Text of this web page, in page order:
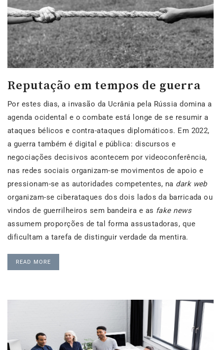
Reputação em tempos de guerra
Por estes dias, a invasão da Ucrânia pela Rússia domina a
agenda ocidental e o combate está longe de se resumir a
ataques bélicos e contra-ataques diplomáticos. Em 2022,
a guerra também é digital e pública: discursos e
negociações decisivos acontecem por videoconferência,
nas redes sociais organizam-se movimentos de apoio e
pressionam-se as autoridades competentes, na dark web
organizam-se ciberataques dos dois lados da barricada ou
vindos de guerrilheiros sem bandeira e as fake news
assumem proporções de tal forma assustadoras, que
dificultam a tarefa de distinguir verdade da mentira.
READ MORE